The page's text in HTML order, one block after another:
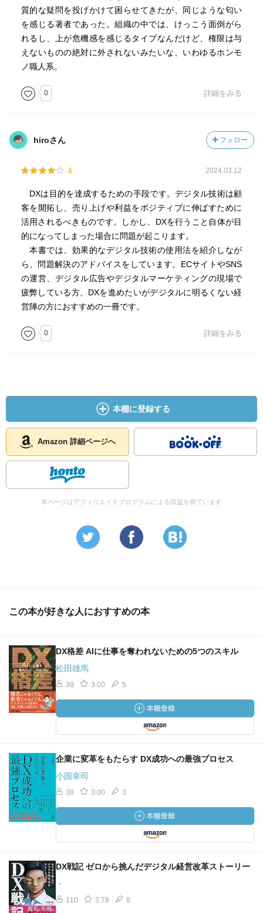
・業務効率化の「守りのDX」は取り組みやすいが、どの会
社でもできるので、競争力の源泉にはならない。「攻めの
DX」が重要で、「サービスや製品をお客様が買って満足し
ていただき、また買ってもらえるようにする」というビジ
ネスの本質に立ち返ればよい。
いことに注意が必要。リアルであればお客様が感じている
不満は傍目から見ても何となくわかるが、オンラインだと
人のことはわからない。
・他の誰でもない、自分がDXを始める。小さなアクション
に製品やサービスを買ってもらい、自社を成長させる」と
いう正義以上に説得力のあるものはない。
・DXの全体像を把握し、コントロールする役割の人間は必
要。DXの全体的な方針を決めていないのに担当だけとりあ
えず割り振ると、各人がそれぞれの割り当てられたタスク
をただこなすだけになってしまい、分析→改善のサイクル
を効果的に回せない。
・デジタルを使った新しい取組をいきなり始めても、お客
様も、周囲も付いてきてくれるとは限らず、考え方が変わ
るのに５年はかかると思っていた方がよい。受け入れられ
ーケティング活動のPDCAを回しつつ、地ならしが必要。
すぎる、（解釈を間違え）自分の作ったレポートに騙され
る、忖度してデータを選ぶ、という失敗パターンを知って
おきたい。
・仮説を持ってデータを見ない限り、データは何も教えて
くれない。失敗パターンに共通するのは、消費者や市場に
対する「仮説」がないこと。最初の仮説はどんなものでも
よく、調べた結果、何も見つからなくてもそれで成果。仮
によって、顧客の「合意形成のコスト」が変わる。売り方
る。理解するためのモデルもいくつかあるが、厳密に考え
ず、顧客が商品を何らかの形で認知して、情報収集し、サ
イトを訪れて購買に至る、という流れがわかっていれば十
分。
○デジタルでわからない顧客行動の調べ方
るのかもわからない。リアルの定性的な行動観察が重要。
消費者行動を実際に行うことで、デジタルだけではよくわ
からなかった顧客行動の意味が見えてくる。担当者や上層
部の思い込みを解く点でも重要。
・どういう顧客セグメントかで、購買行動も大きく変わっ
てくる。大まかに顧客セグメントを分けた段階で仮説を大
まかに組み立てる。whoは重要な足がかりだが、最初に行う
て解像度を上げればよい。
・調査対象者の語る意見は当てにならないので、自由に行
動できるようにして、行動を観察する。こちらの想いが伝
わっていないことにショックを受けるかもしれないが、行
質的な疑問を投げかけて困らせてきたが、同じような匂い
を感じる著者であった。組織の中では、けっこう面倒がら
れるし、上が危機感を感じるタイプなんだけど、権限は与
えないものの絶対に外されないみたいな、いわゆるホンモ
ノ職人系。
0 詳細をみる
hiroさん フォロー
4 2024.03.12
DXは目的を達成するための手段です。デジタル技術は顧
客を開拓し、売り上げや利益をポジティブに伸ばすために
活用されるべきものです。しかし、DXを行うこと自体が目
的になってしまった場合に問題が起こります。
本書では、効果的なデジタル技術の使用法を紹介しなが
ら、問題解決のアドバイスをしています。ECサイトやSNS
の運営、デジタル広告やデジタルマーケティングの現場で
疲弊している方、DXを進めたいがデジタルに明るくない経
営陣の方におすすめの一冊です。
0 詳細をみる
本棚に登録する
Amazon 詳細ページへ
本ページはアフィリエイトプログラムによる収益を得ています
この本が好きな人におすすめの本
DX格差 AIに仕事を奪われないための5つのスキル
松田雄馬
38 3.00 5
企業に変革をもたらす DX成功への最強プロセス
小国幸司
38 3.00 3
DX戦記 ゼロから挑んだデジタル経営改革ストーリー
・
110 3.78 8